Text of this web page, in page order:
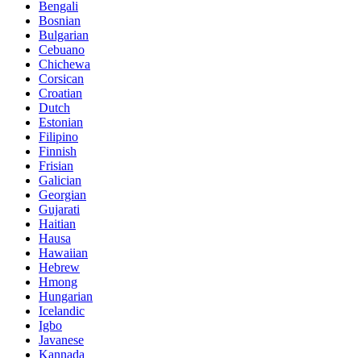
Bengali
Bosnian
Bulgarian
Cebuano
Chichewa
Corsican
Croatian
Dutch
Estonian
Filipino
Finnish
Frisian
Galician
Georgian
Gujarati
Haitian
Hausa
Hawaiian
Hebrew
Hmong
Hungarian
Icelandic
Igbo
Javanese
Kannada